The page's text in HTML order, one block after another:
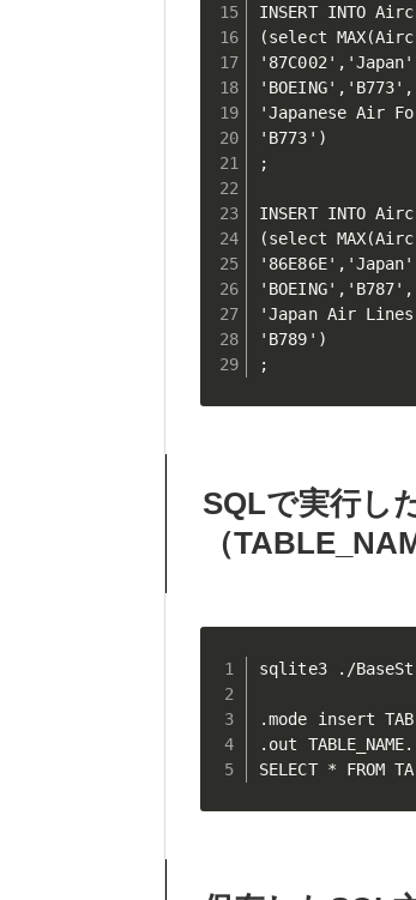
INSERT INTO
(select
'Japanese Air
'B773')
;
INSERT INTO
(select
'Japan Air
'B789')
SQLで実行し
（
sqlite3 ./
.mode insert
.out
SELECT * FROM